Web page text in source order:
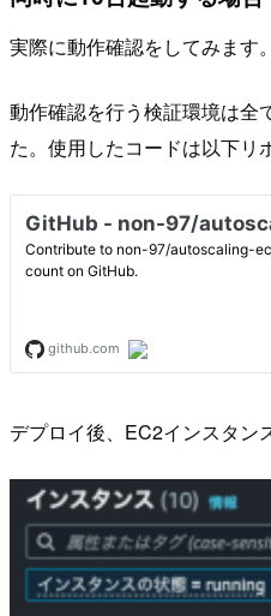
実際に動作確認をしてみます。
動作確認を行う検証環境は全
た。使用したコードは以下リ
デプロイ後、EC2インスタン